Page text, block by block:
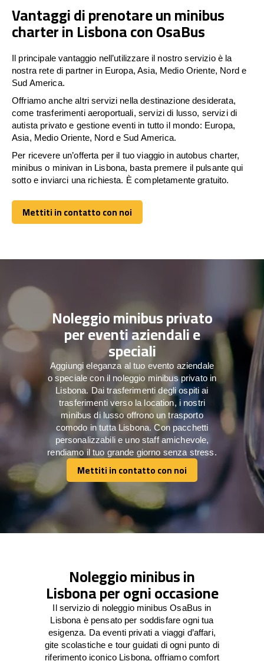
Vantaggi di prenotare un minibus
charter in Lisbona con OsaBus
Il principale vantaggio nell’utilizzare il nostro servizio è la
nostra rete di partner in Europa, Asia, Medio Oriente, Nord e
Sud America.
Offriamo anche altri servizi nella destinazione desiderata,
come trasferimenti aeroportuali, servizi di lusso, servizi di
autista privato e gestione eventi in tutto il mondo: Europa,
Asia, Medio Oriente, Nord e Sud America.
Per ricevere un’offerta per il tuo viaggio in autobus charter,
minibus o minivan in Lisbona, basta premere il pulsante qui
sotto e inviarci una richiesta. È completamente gratuito.
Mettiti in contatto con noi
Mettiti in contatto con noi
Noleggio minibus privato
per eventi aziendali e
speciali
Aggiungi eleganza al tuo evento aziendale
o speciale con il noleggio minibus privato in
Lisbona. Dai trasferimenti degli ospiti ai
trasferimenti verso la location, i nostri
minibus di lusso offrono un trasporto
comodo in tutta Lisbona. Con pacchetti
personalizzabili e uno staff amichevole,
rendiamo il tuo grande giorno senza stress.
Mettiti in contatto con noi
Mettiti in contatto con noi
Noleggio minibus in
Lisbona per ogni occasione
Il servizio di noleggio minibus OsaBus in
Lisbona è pensato per soddisfare ogni tua
esigenza. Da eventi privati a viaggi d’affari,
gite scolastiche e tour guidati di ogni punto di
riferimento iconico Lisbona, offriamo comfort